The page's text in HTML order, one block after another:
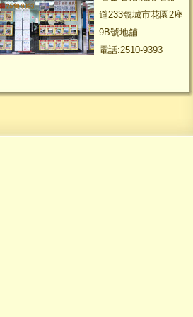
道233號城市花園2座
9B號地舖
電話:2510-9393